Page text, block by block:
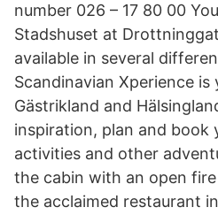
number 026 – 17 80 00
Stadshuset at
available in several
Scandinavian Xperience
Gästrikland and
inspiration, plan and book
activities and other
the cabin with an open
the acclaimed restaurant